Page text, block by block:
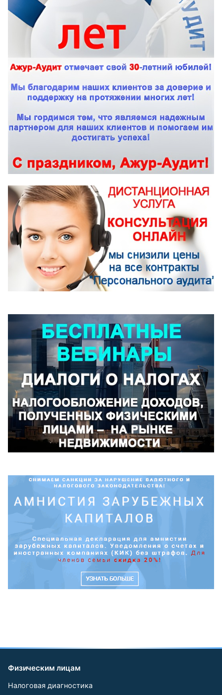
Физическим лицам
Налоговая диагностика